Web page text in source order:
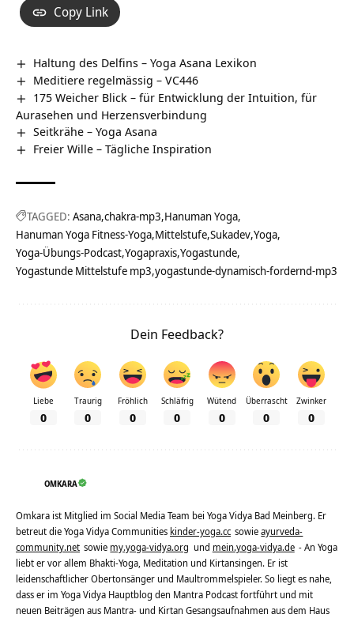
Copy Link
Haltung des Delfins – Yoga Asana Lexikon
Meditiere regelmässig – VC446
175 Weicher Blick – für Entwicklung der Intuition, für
Aurasehen und Herzensverbindung
Seitkrähe – Yoga Asana
Freier Wille – Tägliche Inspiration
TAGGED: Asana chakra-mp3 Hanuman Yoga
Hanuman Yoga Fitness-Yoga Mittelstufe Sukadev Yoga
Yoga-Übungs-Podcast Yogapraxis Yogastunde
Yogastunde Mittelstufe mp3 yogastunde-dynamisch-fordernd-mp3
Dein Feedback?
Liebe
0
Traurig
0
Fröhlich
0
Schläfrig
0
Wütend
0
Überrascht
0
Zwinker
0
OMKARA
Omkara ist Mitglied im Social Media Team bei Yoga Vidya Bad Meinberg. Er
betreut die Yoga Vidya Communities kinder-yoga.cc sowieayurveda-
community.net sowie my.yoga-vidya.org und mein.yoga-vidya.de - An Yoga
liebt er vor allem Bhakti-Yoga, Meditation und Kirtansingen. Er ist
leidenschaftlicher Obertonsänger und Maultrommelspieler. So liegt es nahe,
dass er im Yoga Vidya Hauptblog den Mantra Podcast fortführt und mit
neuen Beiträgen aus Mantra- und Kirtan Gesangsaufnahmen aus dem Haus